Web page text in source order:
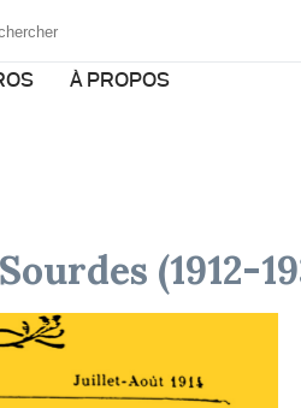
À PROPOS
(1912-